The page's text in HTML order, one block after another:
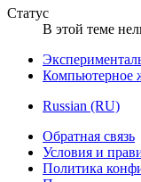
Статус
В этой теме
Компьютерное
Russian (RU)
Обратная связь
Условия и
Политика